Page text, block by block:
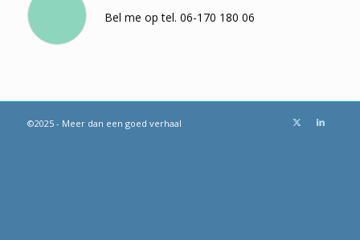
Bel me op tel. 06-170 180 06
©2025 - Meer dan een goed verhaal